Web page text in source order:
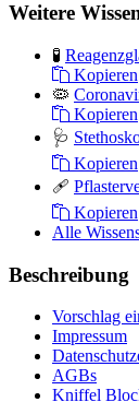
Weitere
🧪
Kopieren
🦠
Kopieren
🩺
Kopieren
🩹
Kopieren
Alle
Beschreibung
Vorschlag
Impressum
AGBs
Kniffel